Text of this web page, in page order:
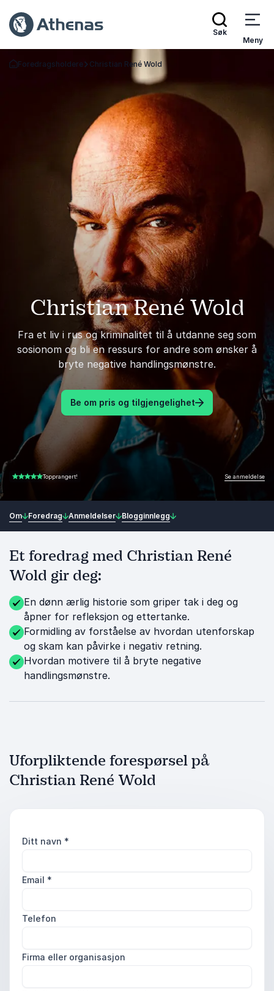
Søk
Meny
Gå tilbake til startsiden
Foredragsholdere Christian René Wold
Christian René Wold
Fra et liv i rus og kriminalitet til å utdanne seg som
sosionom og bli en ressurs for andre som ønsker å
bryte negative handlingsmønstre.
Be om pris og tilgjengelighet
5.00 av 5 Topprangert! Se anmeldelse
Om Foredrag Anmeldelser Blogginnlegg
Et foredrag med Christian René
Wold gir deg:
En dønn ærlig historie som griper tak i deg og
åpner for refleksjon og ettertanke.
Formidling av forståelse av hvordan utenforskap
og skam kan påvirke i negativ retning.
Hvordan motivere til å bryte negative
handlingsmønstre.
Uforpliktende forespørsel på
Christian René Wold
Ditt navn *
Email *
Telefon
Firma eller organisasjon